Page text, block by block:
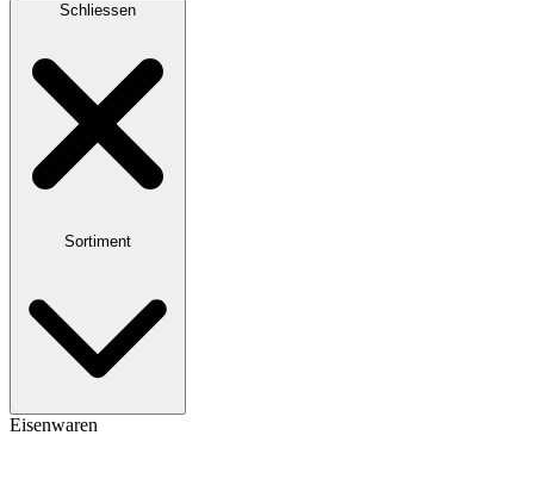
Schliessen
Sortiment
Eisenwaren